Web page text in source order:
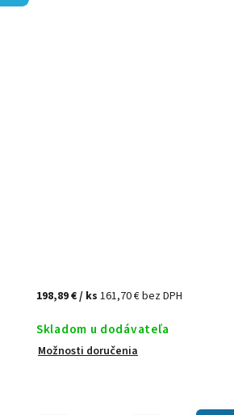
198,89 €/ ks161,70 € bez DPH
Skladom u dodávateľa
Možnosti doručenia